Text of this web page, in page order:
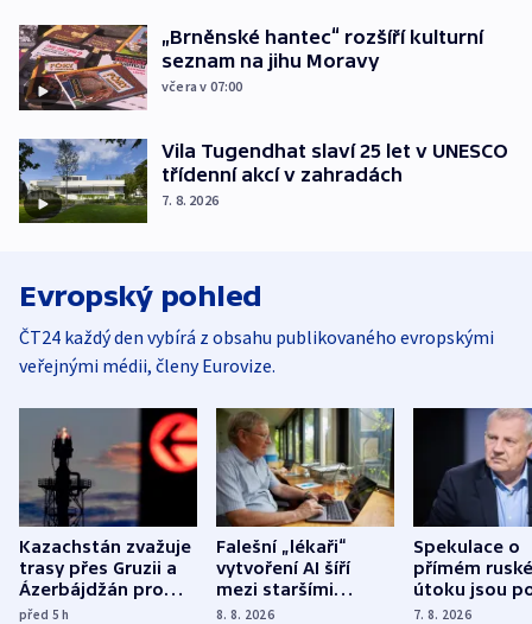
„Brněnské hantec“ rozšíří kulturní
seznam na jihu Moravy
včera v 07:00
Vila Tugendhat slaví 25 let v UNESCO
třídenní akcí v zahradách
7. 8. 2026
Evropský pohled
ČT24 každý den vybírá z obsahu publikovaného evropskými
veřejnými médii, členy Eurovize.
Kazachstán zvažuje
trasy přes Gruzii a
Ázerbájdžán pro
vývoz ropy do
před 5h
Falešní „lékaři“
vytvoření AI šíří
mezi staršími
Poláky nebezpečné
8. 8. 2026
Spekulace o
přímém
útoku jsou
míní
7. 8. 2026